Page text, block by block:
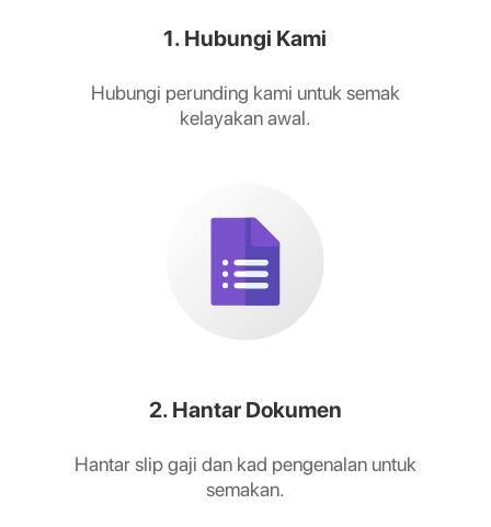
1. Hubungi Kami
Hubungi perunding kami untuk semak
kelayakan awal.
2. Hantar Dokumen
Hantar slip gaji dan kad pengenalan untuk
semakan.